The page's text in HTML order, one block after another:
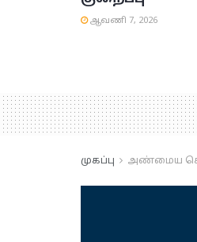
ஆவணி 7, 2026
முகப்பு அண்மைய